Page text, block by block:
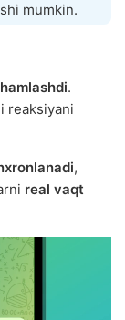
mumkin.
.
reaksiyani
,
real vaqt